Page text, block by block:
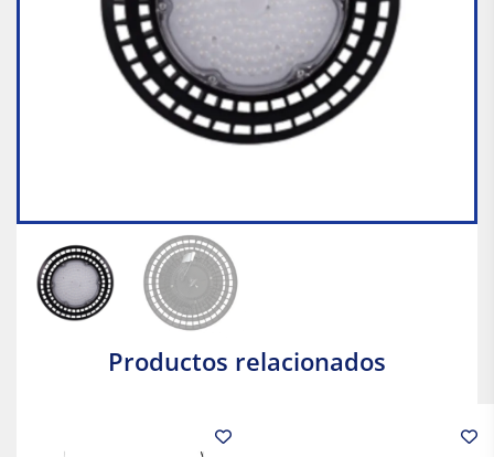
Productos relacionados